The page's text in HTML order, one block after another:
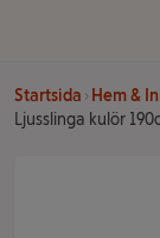
Startsida Hem &
Ljusslinga kulör